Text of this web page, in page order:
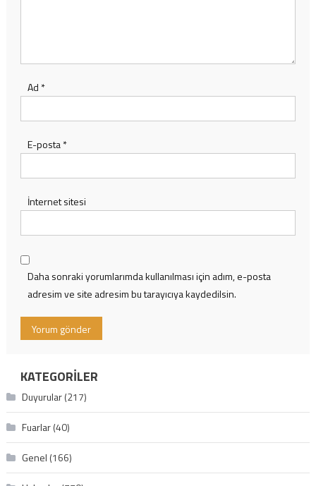
Ad *
E-posta*
İnternet sitesi
Daha sonraki yorumlarımda kullanılması için adım, e-posta
adresim ve site adresim bu tarayıcıya kaydedilsin.
KATEGORILER
Duyurular(217)
Fuarlar(40)
Genel (166)